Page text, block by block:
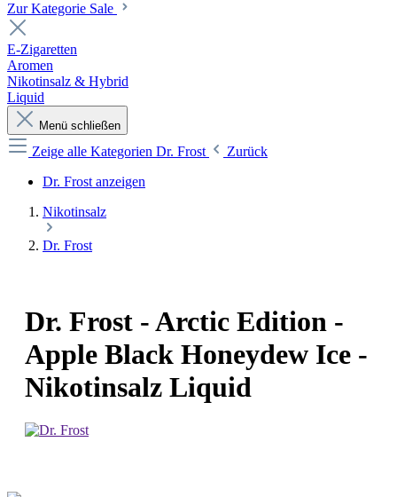
Zur Kategorie Sale
E-Zigaretten
Aromen
Nikotinsalz & Hybrid
Liquid
Menü schließen
Zeige alle Kategorien Dr. Frost
Zurück
Dr. Frost anzeigen
Nikotinsalz
Dr. Frost
Dr. Frost - Arctic Edition -
Apple Black Honeydew Ice -
Nikotinsalz Liquid